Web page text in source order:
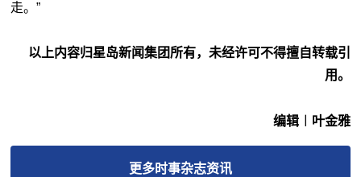
走。”
以上内容归星岛新闻集团所有，未经许可不得擅自转载引
用。
编辑︱叶金雅
更多时事杂志资讯